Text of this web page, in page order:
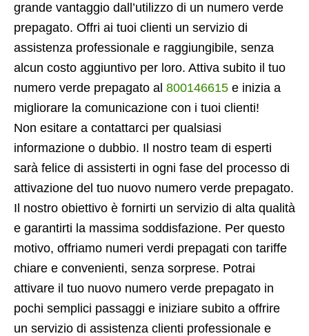
grande vantaggio dall’utilizzo di un numero verde
prepagato. Offri ai tuoi clienti un servizio di
assistenza professionale e raggiungibile, senza
alcun costo aggiuntivo per loro. Attiva subito il tuo
numero verde prepagato al 800146615 e inizia a
migliorare la comunicazione con i tuoi clienti!
Non esitare a contattarci per qualsiasi
informazione o dubbio. Il nostro team di esperti
sarà felice di assisterti in ogni fase del processo di
attivazione del tuo nuovo numero verde prepagato.
Il nostro obiettivo è fornirti un servizio di alta qualità
e garantirti la massima soddisfazione. Per questo
motivo, offriamo numeri verdi prepagati con tariffe
chiare e convenienti, senza sorprese. Potrai
attivare il tuo nuovo numero verde prepagato in
pochi semplici passaggi e iniziare subito a offrire
un servizio di assistenza clienti professionale e